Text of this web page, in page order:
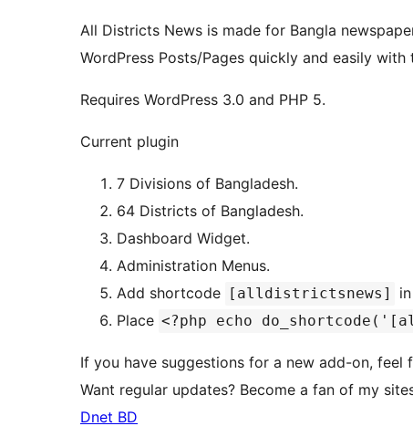
All Districts News is made for Bangla
WordPress Posts/Pages quickly and easily
Requires WordPress 3.0 and PHP 5.
Current plugin
7 Divisions of Bangladesh.
64 Districts of Bangladesh.
Dashboard Widget.
Administration Menus.
Add shortcode
[alldistrictsnews]
Place <?php echo
If you have suggestions for a new add-on, feel
Want regular updates? Become a fan of my
Dnet BD